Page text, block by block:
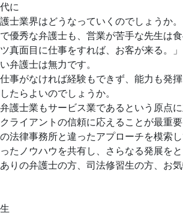
に
士業界はどうなっていくのでしょうか
優秀な弁護士も、営業が苦手な先生は
ツ真面目に仕事をすれば、お客が来る。
弁護士は無力です。
事がなければ経験もできず、能力も発揮
たらよいのでしょうか。
護士業もサービス業であるという原点に
ライアントの信頼に応えることが最重
法律事務所と違ったアプローチを模索し
たノウハウを共有し、さらなる発展を
りの弁護士の方、司法修習生の方、お